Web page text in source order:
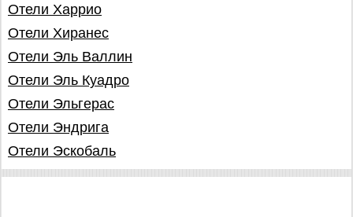
Отели Харрио
Отели Хиранес
Отели Эль Валлин
Отели Эль Куадро
Отели Эльгерас
Отели Эндрига
Отели Эскобаль